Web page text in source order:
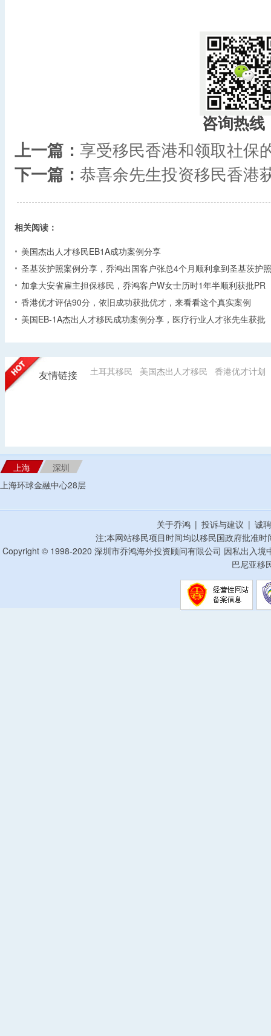
咨询热线
上一篇： 享受移民香港和领取社保
下一篇： 恭喜余先生投资移民香港
相关阅读：
美国杰出人才移民EB1A成功案例分享
圣基茨护照案例分享，乔鸿出国客户张总4个月顺利拿到圣基茨护照
加拿大安省雇主担保移民，乔鸿客户W女士历时1年半顺利获批PR
香港优才评估90分，依旧成功获批优才，来看看这个真实案例
美国EB-1A杰出人才移民成功案例分享，医疗行业人才张先生获批
友情链接 土耳其移民 美国杰出人才移民 香港优才计划
上海
深圳
上海环球金融中心28层
关于乔鸿 | 投诉与建议 | 诚
注;本网站移民项目时间均以移民国政府批准
Copyright © 1998-2020 深圳市乔鸿海外投资顾问有限公司 因私出入
巴尼亚移